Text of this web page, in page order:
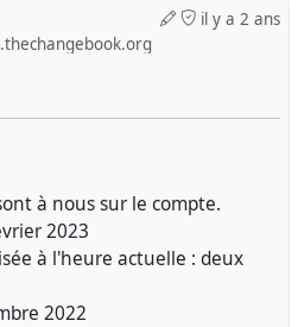
il y a 2 ans
à nous sur le compte.
2023
à l'heure actuelle : deux
2022